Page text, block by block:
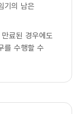
기의 남은
료된 경우에도
를 수행할 수